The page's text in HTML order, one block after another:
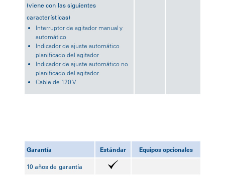
(viene con las siguientes
características)
Interruptor de agitador manual y
automático
Indicador de ajuste automático
planificado del agitador
Indicador de ajuste automático no
planificado del agitador
Cable de 120 V
Garantía Estándar Equipos opcionales
10 años de garantía